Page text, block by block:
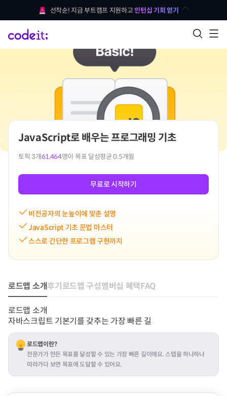
선착순! 지금 부트캠프 지원하고 인턴십 기회 얻기
JavaScript로 배우는 프로그래밍 기초
토픽 3개61,464명이 목표 달성평균 0.5개월
무료로 시작하기
비전공자의 눈높이에 맞춘 설명
JavaScript 기초 문법 마스터
스스로 간단한 프로그램 구현까지
로드맵 소개후기 로드맵 구성멤버십 혜택FAQ
로드맵 소개
자바스크립트 기본기를 갖추는 가장 빠른 길
로드맵이란?
전문가가 만든 목표를 달성할 수 있는 가장 빠른 길이에요. 스텝을 하나하나
따라가다 보면 목표에 도달할 수 있어요.